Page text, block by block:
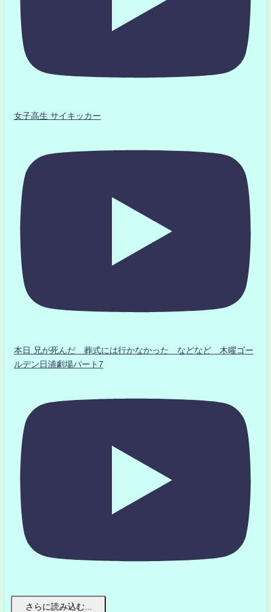
女子高生 サイキッカー
本日 兄が死んだ 葬式には行かなかった などなど 木曜ゴー
ルデン日浦劇場パート7
さらに読み込む...